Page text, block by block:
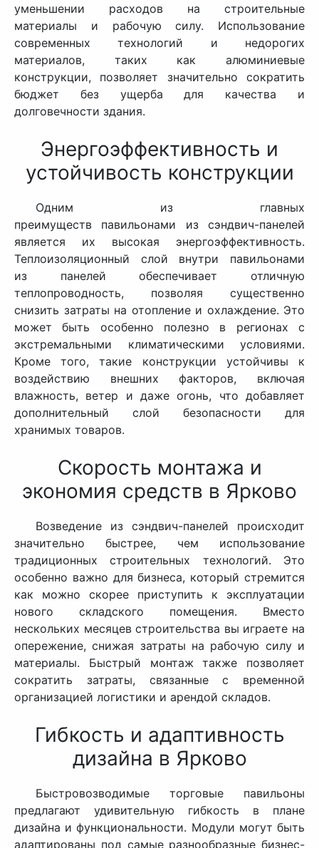
уменьшении расходов на строительные
материалы и рабочую силу. Использование
современных технологий и недорогих
материалов, таких как алюминиевые
конструкции, позволяет значительно сократить
бюджет без ущерба для качества и
долговечности здания.
Энергоэффективность и
устойчивость конструкции
Одним из главных
преимуществ павильонами из сэндвич-панелей
является их высокая энергоэффективность.
Теплоизоляционный слой внутри павильонами
из панелей обеспечивает отличную
теплопроводность, позволяя существенно
снизить затраты на отопление и охлаждение. Это
может быть особенно полезно в регионах с
экстремальными климатическими условиями.
Кроме того, такие конструкции устойчивы к
воздействию внешних факторов, включая
влажность, ветер и даже огонь, что добавляет
дополнительный слой безопасности для
хранимых товаров.
Скорость монтажа и
экономия средств в Ярково
Возведение из сэндвич-панелей происходит
значительно быстрее, чем использование
традиционных строительных технологий. Это
особенно важно для бизнеса, который стремится
как можно скорее приступить к эксплуатации
нового складского помещения. Вместо
нескольких месяцев строительства вы играете на
опережение, снижая затраты на рабочую силу и
материалы. Быстрый монтаж также позволяет
сократить затраты, связанные с временной
организацией логистики и арендой складов.
Гибкость и адаптивность
дизайна в Ярково
Быстровозводимые торговые павильоны
предлагают удивительную гибкость в плане
дизайна и функциональности. Модули могут быть
адаптированы под самые разнообразные бизнес-